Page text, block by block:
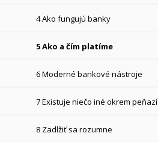
4 Ako fungujú banky
5 Ako a čím platíme
6 Moderné bankové nástroje
7 Existuje niečo iné okrem peňazí
8 Zadlžiť sa rozumne